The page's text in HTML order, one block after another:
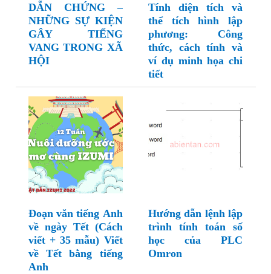
DẪN CHỨNG –
NHỮNG SỰ KIỆN
GÂY TIẾNG
VANG TRONG XÃ
HỘI
Tính diện tích và
thể tích hình lập
phương: Công
thức, cách tính và
ví dụ minh họa chi
tiết
Đoạn văn tiếng Anh
về ngày Tết (Cách
viết + 35 mẫu) Viết
về Tết bằng tiếng
Anh
Hướng dẫn lệnh lập
trình tính toán số
học của PLC
Omron